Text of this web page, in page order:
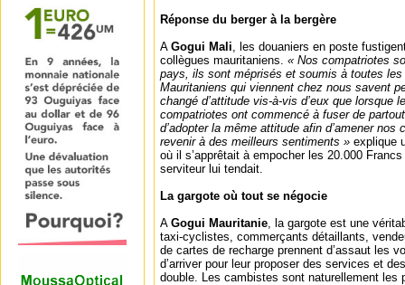
Réponse du berger à la bergère
A Gogui Mali, les douaniers en poste
collègues mauritaniens. « Nos compatriotes
pays, ils sont méprisés et soumis à toutes
Mauritaniens qui viennent chez nous savent
changé d’attitude vis-à-vis d’eux que lorsque
compatriotes ont commencé à fuser de
d’adopter la même attitude afin d’amener nos
revenir à des meilleurs sentiments » explique
où il s’apprêtait à empocher les 20.000
serviteur lui tendait.
La gargote où tout se négocie
A Gogui Mauritanie, la gargote est une
taxi-cyclistes, commerçants détaillants,
de cartes de recharge prennent d’assaut les
d’arriver pour leur proposer des services et
double. Les cambistes sont naturellement les